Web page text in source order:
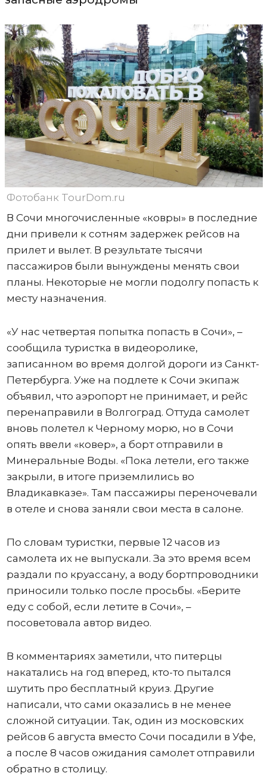
Фотобанк TourDom.ru
В Сочи многочисленные «ковры» в последние
дни привели к сотням задержек рейсов на
прилет и вылет. В результате тысячи
пассажиров были вынуждены менять свои
планы. Некоторые не могли подолгу попасть к
месту назначения.
«У нас четвертая попытка попасть в Сочи», –
сообщила туристка в видеоролике,
записанном во время долгой дороги из Санкт-
Петербурга. Уже на подлете к Сочи экипаж
объявил, что аэропорт не принимает, и рейс
перенаправили в Волгоград. Оттуда самолет
вновь полетел к Черному морю, но в Сочи
опять ввели «ковер», а борт отправили в
Минеральные Воды. «Пока летели, его также
закрыли, в итоге приземлились во
Владикавказе». Там пассажиры переночевали
в отеле и снова заняли свои места в салоне.
По словам туристки, первые 12 часов из
самолета их не выпускали. За это время всем
раздали по круассану, а воду бортпроводники
приносили только после просьбы. «Берите
еду с собой, если летите в Сочи», –
посоветовала автор видео.
В комментариях заметили, что питерцы
накатались на год вперед, кто-то пытался
шутить про бесплатный круиз. Другие
написали, что сами оказались в не менее
сложной ситуации. Так, один из московских
рейсов 6 августа вместо Сочи посадили в Уфе,
а после 8 часов ожидания самолет отправили
обратно в столицу.